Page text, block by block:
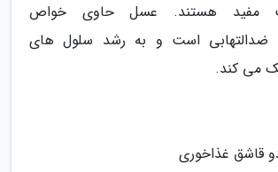
مفید هستند. عسل حاوی خواص
و ضدالتهابی است و به رشد سلول های
می کند.
قاشق غذاخوری